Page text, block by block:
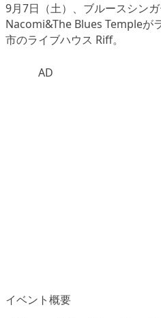
9月7日（土）、ブルースシン
Nacomi&The Blues Templeが
市のライブハウス Riff。
AD
イベント概要